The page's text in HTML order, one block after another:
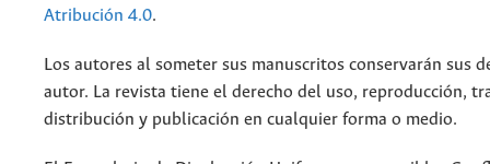
Atribución 4.0.
Los autores al someter sus manuscritos conservarán sus
autor. La revista tiene el derecho del uso, reproducción,
distribución y publicación en cualquier forma o medio.